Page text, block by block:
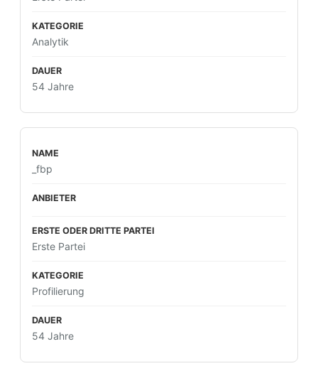
Analytik
54 Jahre
_fbp
Erste Partei
Profilierung
54 Jahre